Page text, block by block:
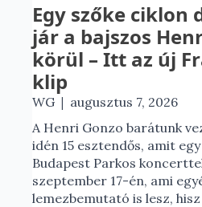
Egy szőke ciklon
jár a bajszos
körül – Itt az új
klip
WG | augusztus 7, 2026
A Henri Gonzo barátunk
idén 15 esztendős, amit
Budapest Parkos
szeptember 17-én, ami
lemezbemutató is lesz,